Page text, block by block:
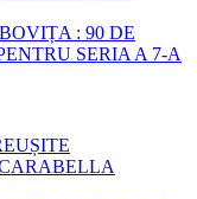
: 90 DE
SERIA A 7-A